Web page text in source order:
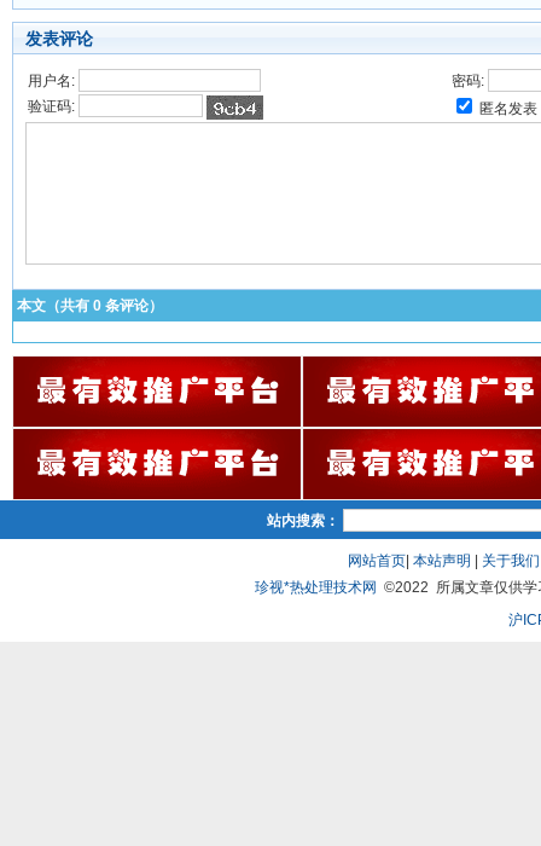
发表评论
用户名:
密码:
验证码:
匿名发表
本文（共有 0 条评论）
站内搜索：
网站首页| 本站声明 关于我们
珍视*热处理技术网 ©2022 所属文章仅供学
沪